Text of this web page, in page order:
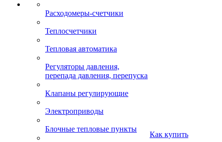
Расходомеры-счетчики
Теплосчетчики
Тепловая автоматика
Регуляторы давления,
перепада давления, перепуска
Клапаны регулирующие
Электроприводы
Блочные тепловые пункты
Как купить